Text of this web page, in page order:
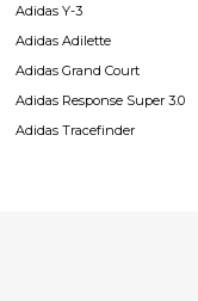
Adidas Y-3
Adidas Adilette
Adidas Grand Court
Adidas Response Super 3.0
Adidas Tracefinder